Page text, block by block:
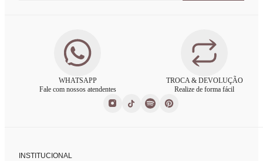
WHATSAPP
Fale com nossos atendentes
TROCA & DEVOLUÇÃO
Realize de forma fácil
INSTITUCIONAL